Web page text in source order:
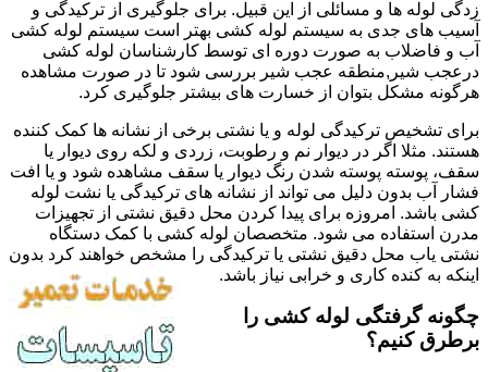
زدگی لوله ها و مسائلی از این قبیل. برای جلوگیری از ترکیدگی و
آسیب های جدی به سیستم لوله کشی بهتر است سیستم لوله کشی
آب و فاضلاب به صورت دوره ای توسط کارشناسان لوله کشی
درعجب شیر,منطقه عجب شیر بررسی شود تا در صورت مشاهده
هرگونه مشکل بتوان از خسارت های بیشتر جلوگیری کرد.
برای تشخیص ترکیدگی لوله و یا نشتی برخی از نشانه ها کمک کننده
هستند. مثلا اگر در دیوار نم و رطوبت، زردی و لکه روی دیوار یا
سقف، پوسته پوسته شدن رنگ دیوار یا سقف مشاهده شود و یا افت
فشار آب بدون دلیل می تواند از نشانه های ترکیدگی یا نشت لوله
کشی باشد. امروزه برای پیدا کردن محل دقیق نشتی از تجهیزات
مدرن استفاده می شود. متخصصان لوله کشی با کمک دستگاه
نشتی یاب محل دقیق نشتی یا ترکیدگی را مشخص خواهند کرد بدون
اینکه به کنده کاری و خرابی نیاز باشد.
چگونه گرفتگی لوله کشی را
برطرق کنیم؟